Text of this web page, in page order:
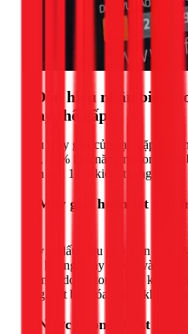
5 Dấu hiệu nhận biết
thay thế gấp
Nếu máy giặt của bạn gặp
đây, 90% khả năng motor xả
viên của 1Fix kiểm tra ngay.
1. Máy giặt hoàn tất chu
Đây là dấu hiệu phổ biến nhất.
giặt không quay để vắt và quần
nhân là do motor không kéo
lồng giặt bị khóa cứng, không
2. Nước không thoát ra